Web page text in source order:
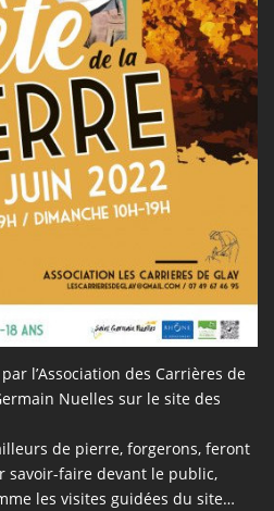
l’Association des Carrières de
Nuelles sur le site des
de pierre, forgerons, feront
savoir-faire devant le public,
les visites guidées du site…